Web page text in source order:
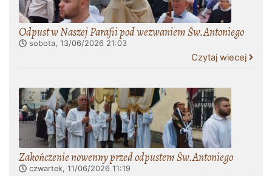
Odpust w Naszej Parafii pod wezwaniem Św.Antoniego
sobota, 13/06/2026 21:03
Czytaj wiecej
Zakończenie nowenny przed odpustem Św.Antoniego
czwartek, 11/06/2026 11:19